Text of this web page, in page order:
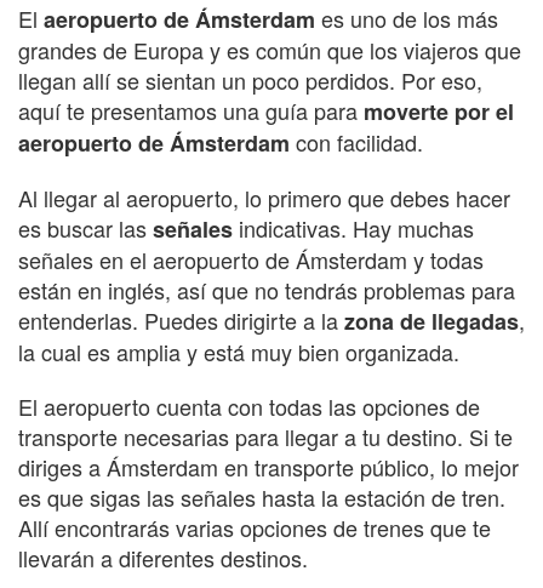
El aeropuerto de Ámsterdam es uno de los más
grandes de Europa y es común que los viajeros que
llegan allí se sientan un poco perdidos. Por eso,
aquí te presentamos una guía para moverte por el
aeropuerto de Ámsterdam con facilidad.
Al llegar al aeropuerto, lo primero que debes hacer
es buscar lasseñales indicativas. Hay muchas
señales en el aeropuerto de Ámsterdam y todas
están en inglés, así que no tendrás problemas para
entenderlas. Puedes dirigirte a lazona de llegadas,
la cual es amplia y está muy bien organizada.
El aeropuerto cuenta con todas las opciones de
transporte necesarias para llegar a tu destino. Si te
diriges a Ámsterdam en transporte público, lo mejor
es que sigas las señales hasta la estación de tren.
Allí encontrarás varias opciones de trenes que te
llevarán a diferentes destinos.